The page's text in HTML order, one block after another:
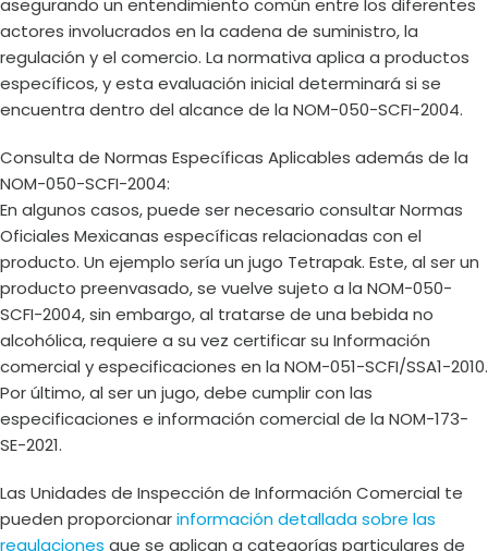
asegurando un entendimiento común entre los diferentes
actores involucrados en la cadena de suministro, la
regulación y el comercio. La normativa aplica a productos
específicos, y esta evaluación inicial determinará si se
encuentra dentro del alcance de la NOM-050-SCFI-2004.
Consulta de Normas Específicas Aplicables además de la
NOM-050-SCFI-2004:
En algunos casos, puede ser necesario consultar Normas
Oficiales Mexicanas específicas relacionadas con el
producto. Un ejemplo sería un jugo Tetrapak. Este, al ser un
producto preenvasado, se vuelve sujeto a la NOM-050-
SCFI-2004, sin embargo, al tratarse de una bebida no
alcohólica, requiere a su vez certificar su Información
comercial y especificaciones en la NOM-051-SCFI/SSA1-2010.
Por último, al ser un jugo, debe cumplir con las
especificaciones e información comercial de la NOM-173-
SE-2021.
Las Unidades de Inspección de Información Comercial te
pueden proporcionarinformación detallada sobre las
regulaciones que se aplican a categorías particulares de